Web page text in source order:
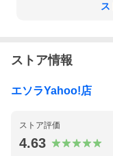
ス
ストア情報
エソラYahoo!店
ストア評価
4.63